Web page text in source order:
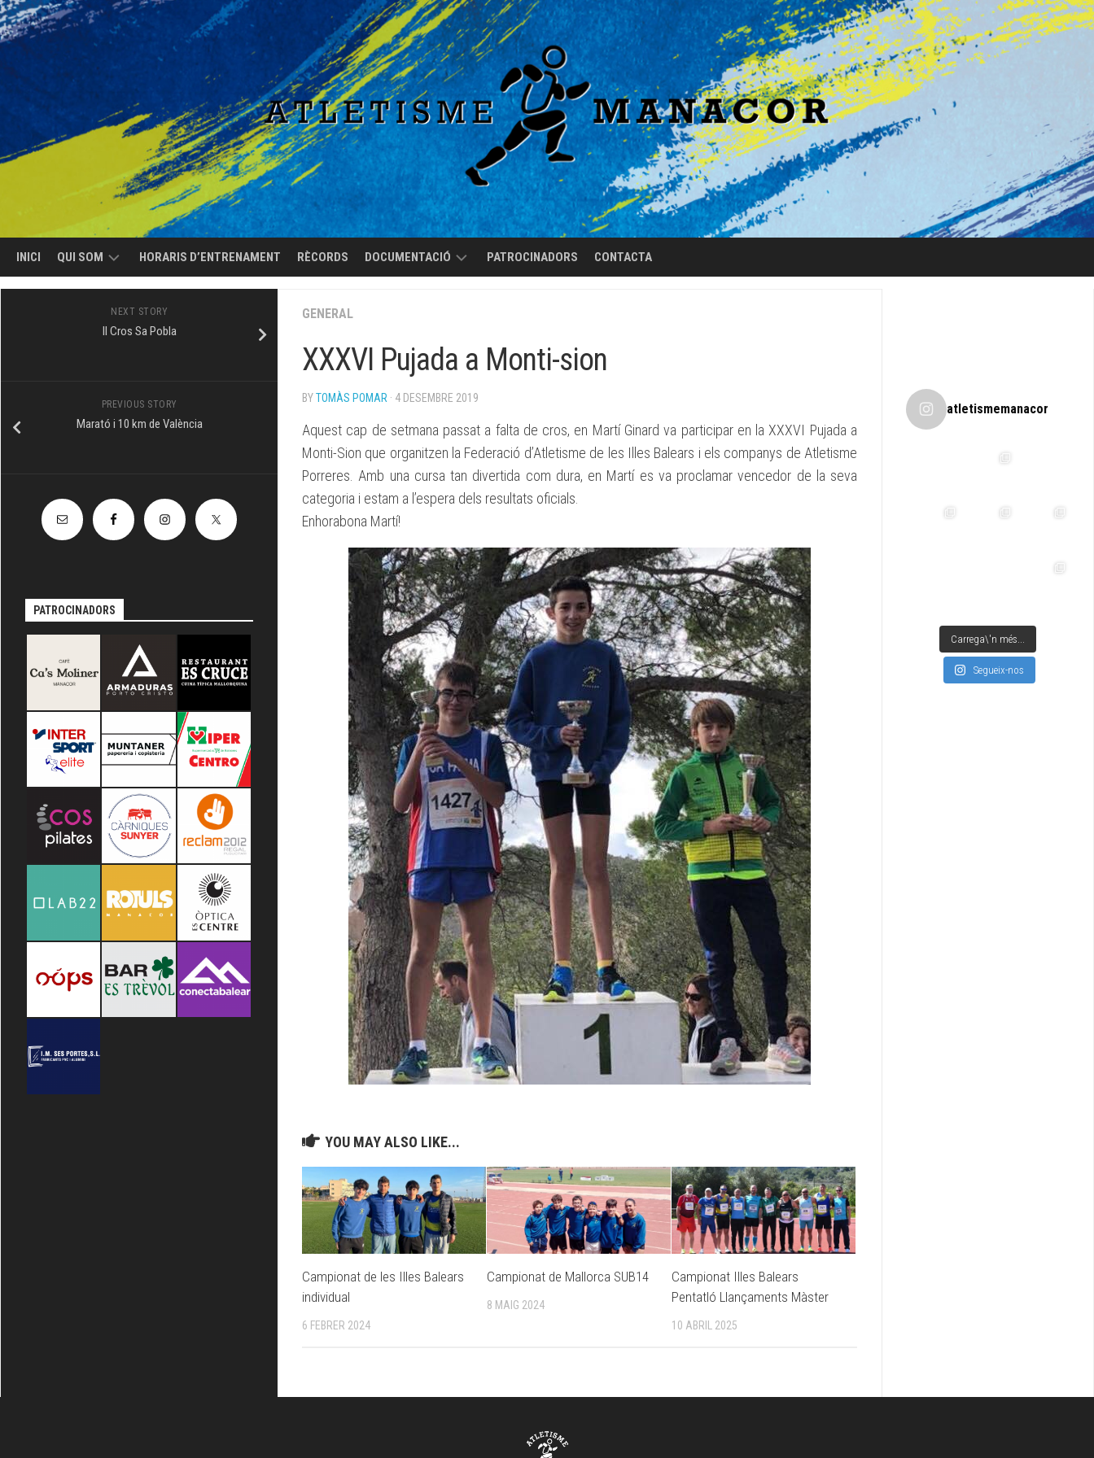
Skip
to
content
INICI QUI SOM HORARIS D’ENTRENAMENT RÈCORDS DOCUMENTACIÓ
INTERN
BECA
CLUB
ATLETISME
PATROCINADORS CONTACTA
GENERAL
XXXVI Pujada a Monti-sion
BYTOMÀS POMAR · 4 DESEMBRE 2019
Aquest cap de setmana passat a falta de cros, en Martí Ginard va participar en la XXXVI Pujada a
Monti-Sion que organitzen la Federació d’Atletisme de les Illes Balears i els companys de Atletisme
Porreres. Amb una cursa tan divertida com dura, en Martí es va proclamar vencedor de la seva
categoria i estam a l’espera dels resultats oficials.
Enhorabona Martí!
YOU MAY ALSO LIKE...
Campionat de les Illes Balears
individual
6 FEBRER 2024
Campionat de Mallorca SUB14
8 MAIG 2024
Campionat Illes Balears
Pentatló Llançaments Màster
10 ABRIL 2025
NEXT STORY
II Cros Sa Pobla
PREVIOUS STORY
Marató i 10 km de València
PATROCINADORS
atletismemanacor
Carrega\'n més...
Segueix-nos